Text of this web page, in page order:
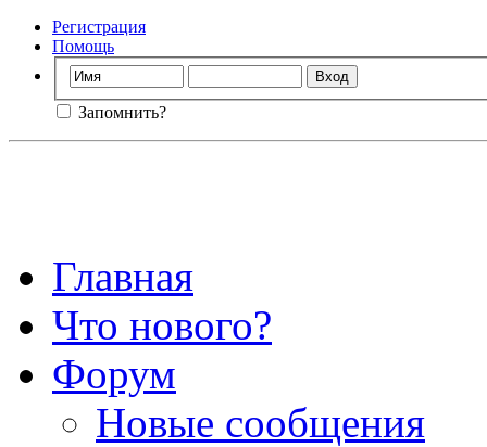
Регистрация
Помощь
Запомнить?
Главная
Что нового?
Форум
Новые сообщения